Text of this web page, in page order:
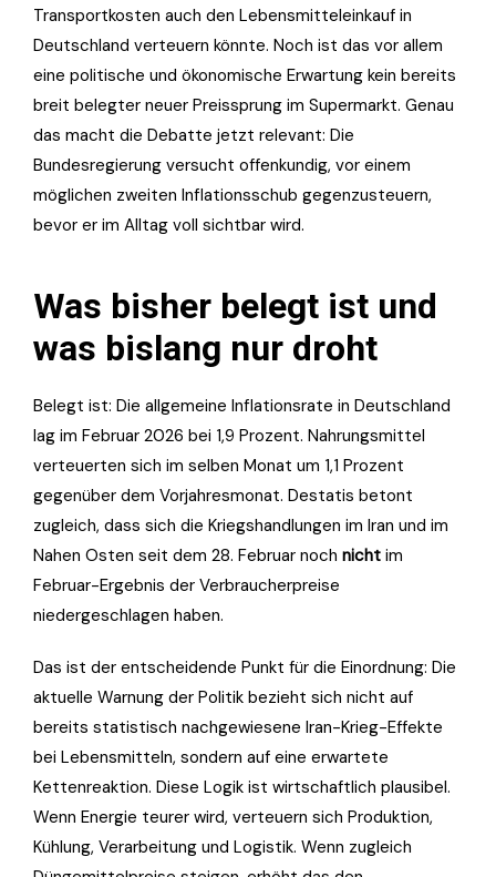
Transportkosten auch den Lebensmitteleinkauf in
Deutschland verteuern könnte. Noch ist das vor allem
eine politische und ökonomische Erwartung kein bereits
breit belegter neuer Preissprung im Supermarkt. Genau
das macht die Debatte jetzt relevant: Die
Bundesregierung versucht offenkundig, vor einem
möglichen zweiten Inflationsschub gegenzusteuern,
bevor er im Alltag voll sichtbar wird.
Was bisher belegt ist und
was bislang nur droht
Belegt ist: Die allgemeine Inflationsrate in Deutschland
lag im Februar 2026 bei 1,9 Prozent. Nahrungsmittel
verteuerten sich im selben Monat um 1,1 Prozent
gegenüber dem Vorjahresmonat. Destatis betont
zugleich, dass sich die Kriegshandlungen im Iran und im
Nahen Osten seit dem 28. Februar noch nicht im
Februar-Ergebnis der Verbraucherpreise
niedergeschlagen haben.
Das ist der entscheidende Punkt für die Einordnung: Die
aktuelle Warnung der Politik bezieht sich nicht auf
bereits statistisch nachgewiesene Iran-Krieg-Effekte
bei Lebensmitteln, sondern auf eine erwartete
Kettenreaktion. Diese Logik ist wirtschaftlich plausibel.
Wenn Energie teurer wird, verteuern sich Produktion,
Kühlung, Verarbeitung und Logistik. Wenn zugleich